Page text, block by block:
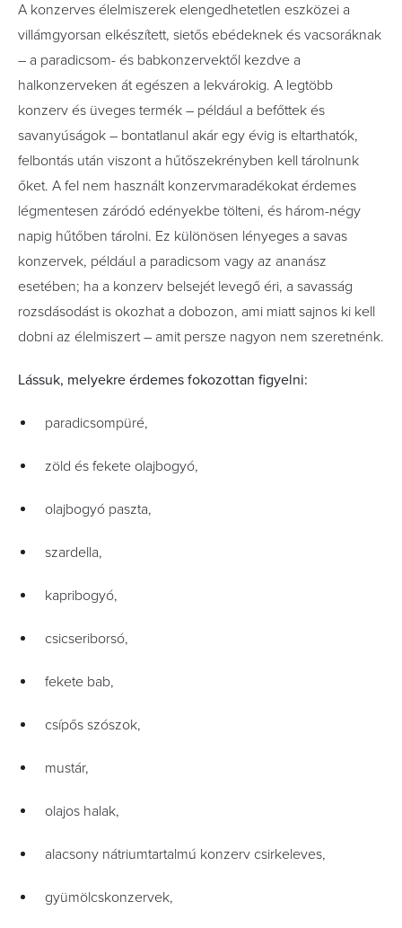
A konzerves élelmiszerek elengedhetetlen eszközei a
villámgyorsan elkészített, sietős ebédeknek és vacsoráknak
– a paradicsom- és babkonzervektől kezdve a
halkonzerveken át egészen a lekvárokig. A legtöbb
konzerv és üveges termék – például a befőttek és
savanyúságok – bontatlanul akár egy évig is eltarthatók,
felbontás után viszont a hűtőszekrényben kell tárolnunk
őket. A fel nem használt konzervmaradékokat érdemes
légmentesen záródó edényekbe tölteni, és három-négy
napig hűtőben tárolni. Ez különösen lényeges a savas
konzervek, például a paradicsom vagy az ananász
esetében; ha a konzerv belsejét levegő éri, a savasság
rozsdásodást is okozhat a dobozon, ami miatt sajnos ki kell
dobni az élelmiszert – amit persze nagyon nem szeretnénk.
Lássuk, melyekre érdemes fokozottan figyelni:
paradicsompüré,
zöld és fekete olajbogyó,
olajbogyó paszta,
szardella,
kapribogyó,
csicseriborsó,
fekete bab,
csípős szószok,
mustár,
olajos halak,
alacsony nátriumtartalmú konzerv csirkeleves,
gyümölcskonzervek,